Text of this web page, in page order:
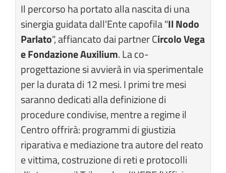
Il percorso ha portato alla nascita di una
sinergia guidata dall'Ente capofila "Il Nodo
Parlato", affiancato dai partner Circolo Vega
e Fondazione Auxilium. La co-
progettazione si avvierà in via sperimentale
per la durata di 12 mesi. I primi tre mesi
saranno dedicati alla definizione di
procedure condivise, mentre a regime il
Centro offrirà: programmi di giustizia
riparativa e mediazione tra autore del reato
e vittima, costruzione di reti e protocolli